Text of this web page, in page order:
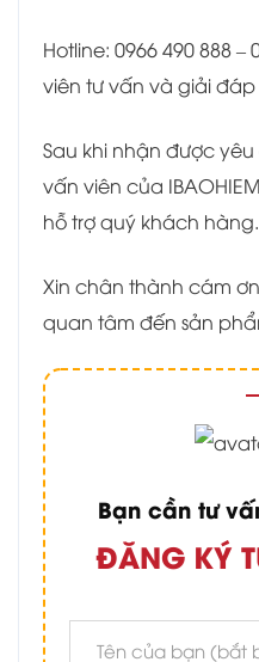
Hotline: 0966 490 888
viên tư vấn và giải
Sau khi nhận được
vấn viên của
hỗ trợ quý khách hàng.
Xin chân thành cám
quan tâm đến sản
Bạn cần tư
ĐĂNG KÝ